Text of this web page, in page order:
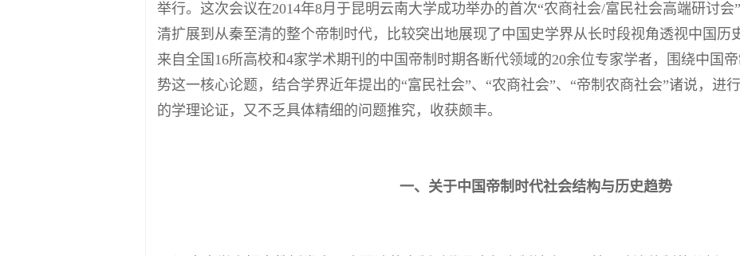
举行。这次会议在2014年8月于昆明云南大学成功举办的首次“农商社会/富民社会高端研讨
清扩展到从秦至清的整个帝制时代，比较突出地展现了中国史学界从长时段视角透视中国历
来自全国16所高校和4家学术期刊的中国帝制时期各断代领域的20余位专家学者，围绕中国
势这一核心论题，结合学界近年提出的“富民社会”、“农商社会”、“帝制农商社会”诸说，进
的学理论证，又不乏具体精细的问题推究，收获颇丰。
一、关于中国帝制时代社会结构与历史趋势